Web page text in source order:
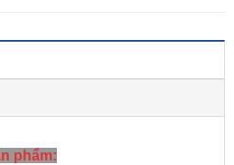
phẩm: